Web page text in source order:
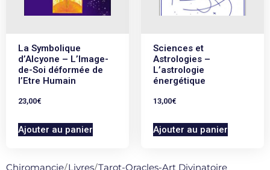
La Symbolique
d’Alcyone – L’Image-
de-Soi déformée de
l’Etre Humain
23,00€
Ajouter au panier
Sciences et
Astrologies –
L’astrologie
énergétique
13,00€
Ajouter au panier
Chiromancie/Livres/Tarot-Oracles-Art Divinatoire